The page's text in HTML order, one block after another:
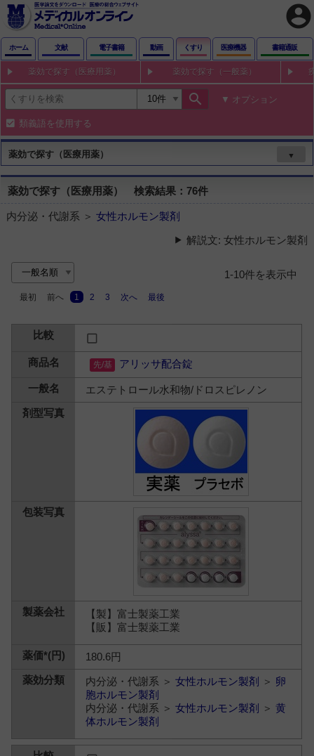
account_circle
ホーム 文献 電子書籍 動画 くすり 医療機器 書籍通販
薬効で探す（医療用薬） 薬効で探す（一般薬）
search オプション
類義語を使用する
薬効で探す（医療用薬） ▼
薬効で探す（医療用薬） 検索結果：76件
内分泌・代謝系 ＞ 女性ホルモン製剤
解説文: 女性ホルモン製剤
1-10件を表示中
最初 前へ 1 2 3 次へ 最後
アリッサ配合錠
エステトロール水和物/ドロスピレノン
【製】富士製薬工業
【販】富士製薬工業
180.6円
内分泌・代謝系 ＞女性ホルモン製剤 ＞ 卵
胞ホルモン製剤
内分泌・代謝系 ＞女性ホルモン製剤 ＞黄
体ホルモン製剤